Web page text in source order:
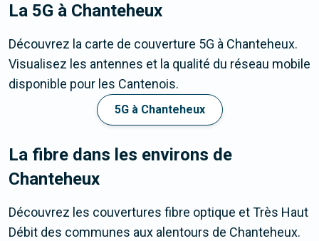
La 5G à Chanteheux
Découvrez la carte de couverture 5G à Chanteheux.
Visualisez les antennes et la qualité du réseau mobile
disponible pour les Cantenois.
5G à Chanteheux
La fibre dans les environs de
Chanteheux
Découvrez les couvertures fibre optique et Très Haut
Débit des communes aux alentours de Chanteheux.